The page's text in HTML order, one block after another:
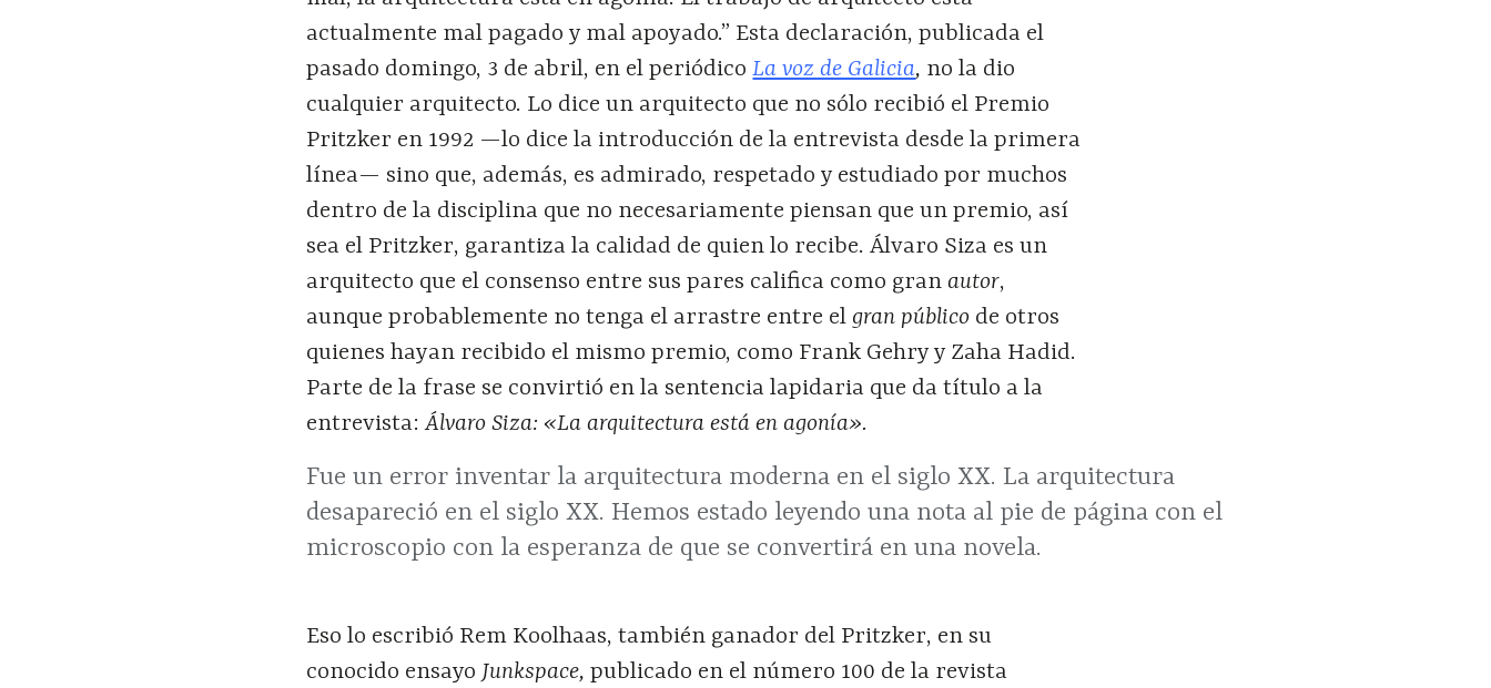
actualmente mal pagado y mal apoyado.” Esta declaración, publicada el
pasado domingo, 3 de abril, en el periódicoLa voz de Galicia, no la dio
cualquier arquitecto. Lo dice un arquitecto que no sólo recibió el Premio
Pritzker en 1992 —lo dice la introducción de la entrevista desde la primera
línea— sino que, además, es admirado, respetado y estudiado por muchos
dentro de la disciplina que no necesariamente piensan que un premio, así
sea el Pritzker, garantiza la calidad de quien lo recibe. Álvaro Siza es un
arquitecto que el consenso entre sus pares califica como granautor,
aunque probablemente no tenga el arrastre entre el gran público de otros
quienes hayan recibido el mismo premio, como Frank Gehry y Zaha Hadid.
Parte de la frase se convirtió en la sentencia lapidaria que da título a la
entrevista:Álvaro Siza: «La arquitectura está en agonía».
Fue un error inventar la arquitectura moderna en el siglo XX. La arquitectura
desapareció en el siglo XX. Hemos estado leyendo una nota al pie de página con el
microscopio con la esperanza de que se convertirá en una novela.
Eso lo escribió Rem Koolhaas, también ganador del Pritzker, en su
conocido ensayoJunkspace,publicado en el número 100 de la revista